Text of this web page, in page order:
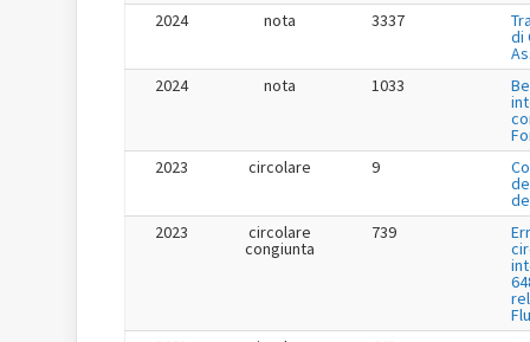
2024 nota 3337
di
2024
nota 1033
2023
circolare 9
2023
circolare
congiunta
739